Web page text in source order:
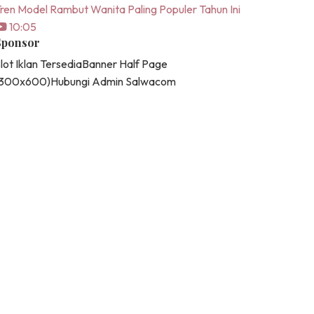
Model Rambut Wanita Paling Populer Tahun Ini
10:05
Iklan TersediaBanner Half Page
Hubungi Admin Salwacom